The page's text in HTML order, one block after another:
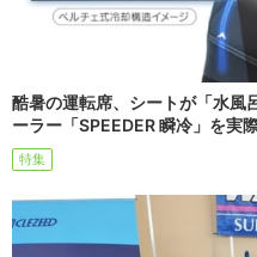
酷暑の運転席、シートが「水風
ーラー「SPEEDER 瞬冷」を実
特集